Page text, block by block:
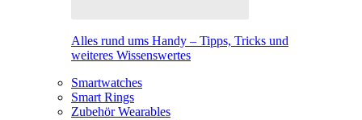
Alles rund ums Handy – Tipps, Tricks und
weiteres Wissenswertes
Smartwatches
Smart Rings
Zubehör Wearables